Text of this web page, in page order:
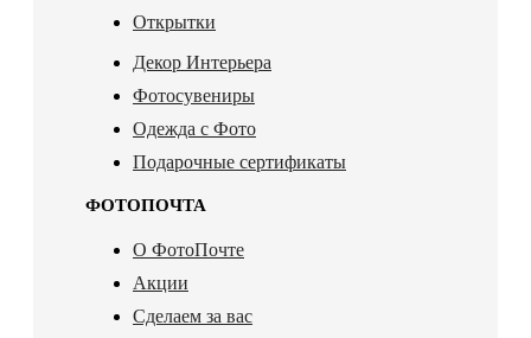
Открытки
Декор Интерьера
Фотосувениры
Одежда с Фото
Подарочные сертификаты
ФОТОПОЧТА
О ФотоПочте
Акции
Сделаем за вас